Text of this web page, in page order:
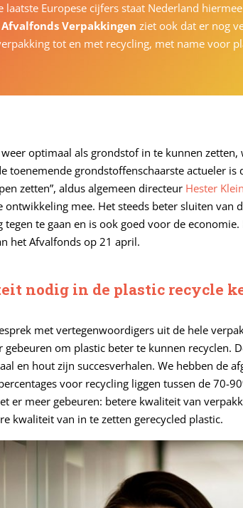
laatste Europese cijfers staat Nederland
Verpakkingen ziet ook dat er nog
tot en met recycling, met name voor
optimaal als grondstof in te kunnen
toenemende grondstoffenschaarste actueler
zetten”, aldus algemeen directeur Hester
ontwikkeling mee. Het steeds beter sluiten van
te gaan en is ook goed voor de
het Afvalfonds op 21 april.
nodig in de plastic recycle
met vertegenwoordigers uit de hele
gebeuren om plastic beter te kunnen recyclen.
en hout zijn succesverhalen. We hebben de
voor recycling liggen tussen de 70-
er meer gebeuren: betere kwaliteit van
kwaliteit van in te zetten gerecycled plastic.